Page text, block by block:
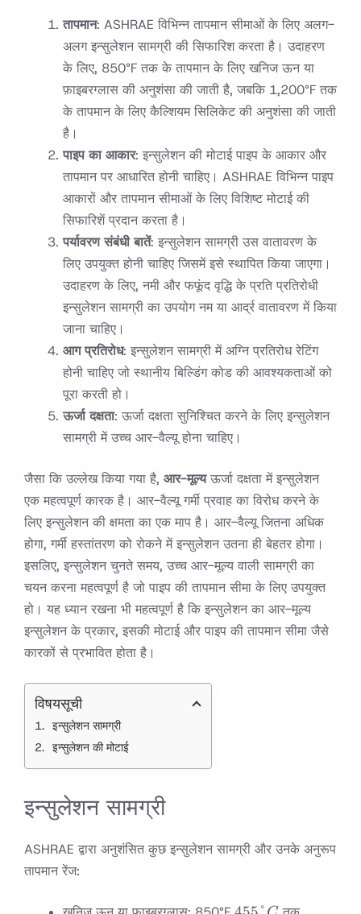
इंजीनियर्स
तापमान: ASHRAE विभिन्न तापमान सीमाओं के लिए अलग-
अलग इन्सुलेशन सामग्री की सिफारिश करता है। उदाहरण
के लिए, 850°F तक के तापमान के लिए खनिज ऊन या
फ़ाइबरग्लास की अनुशंसा की जाती है, जबकि 1,200°F तक
के तापमान के लिए कैल्शियम सिलिकेट की अनुशंसा की जाती
है।
पाइप का आकार: इन्सुलेशन की मोटाई पाइप के आकार और
तापमान पर आधारित होनी चाहिए। ASHRAE विभिन्न पाइप
आकारों और तापमान सीमाओं के लिए विशिष्ट मोटाई की
सिफारिशें प्रदान करता है।
पर्यावरण संबंधी बातें: इन्सुलेशन सामग्री उस वातावरण के
लिए उपयुक्त होनी चाहिए जिसमें इसे स्थापित किया जाएगा।
उदाहरण के लिए, नमी और फफूंद वृद्धि के प्रति प्रतिरोधी
इन्सुलेशन सामग्री का उपयोग नम या आर्द्र वातावरण में किया
जाना चाहिए।
आग प्रतिरोध: इन्सुलेशन सामग्री में अग्नि प्रतिरोध रेटिंग
होनी चाहिए जो स्थानीय बिल्डिंग कोड की आवश्यकताओं को
पूरा करती हो।
ऊर्जा दक्षता: ऊर्जा दक्षता सुनिश्चित करने के लिए इन्सुलेशन
सामग्री में उच्च आर-वैल्यू होना चाहिए।
जैसा कि उल्लेख किया गया है, आर-मूल्यऊर्जा दक्षता में इन्सुलेशन
एक महत्वपूर्ण कारक है। आर-वैल्यू गर्मी प्रवाह का विरोध करने के
लिए इन्सुलेशन की क्षमता का एक माप है। आर-वैल्यू जितना अधिक
होगा, गर्मी हस्तांतरण को रोकने में इन्सुलेशन उतना ही बेहतर होगा।
इसलिए, इन्सुलेशन चुनते समय, उच्च आर-मूल्य वाली सामग्री का
चयन करना महत्वपूर्ण है जो पाइप की तापमान सीमा के लिए उपयुक्त
हो। यह ध्यान रखना भी महत्वपूर्ण है कि इन्सुलेशन का आर-मूल्य
इन्सुलेशन के प्रकार, इसकी मोटाई और पाइप की तापमान सीमा जैसे
कारकों से प्रभावित होता है।
विषयसूची
इन्सुलेशन सामग्री
इन्सुलेशन की मोटाई
इन्सुलेशन सामग्री
ASHRAE द्वारा अनुशंसित कुछ इन्सुलेशन सामग्री और उनके अनुरूप
तापमान रेंज:
455°C